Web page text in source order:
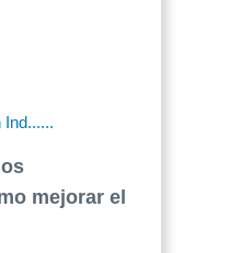
Ind......
mejorar el